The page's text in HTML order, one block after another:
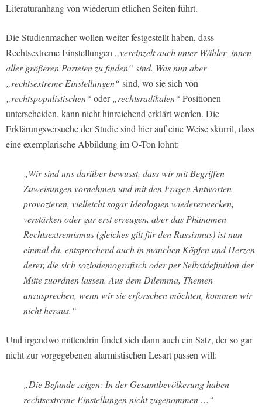
Literaturanhang von wiederum etlichen Seiten führt.
Die Studienmacher wollen weiter festgestellt haben, dass
Rechtsextreme Einstellungen „vereinzelt auch unter Wähler_innen
aller größeren Parteien zu finden“ sind. Was nun aber
„rechtsextreme Einstellungen“ sind, wo sie sich von
„rechtspopulistischen“ oder„rechtsradikalen“ Positionen
unterscheiden, kann nicht hinreichend erklärt werden. Die
Erklärungsversuche der Studie sind hier auf eine Weise skurril, dass
eine exemplarische Abbildung im O-Ton lohnt:
„Wir sind uns darüber bewusst, dass wir mit Begriffen
Zuweisungen vornehmen und mit den Fragen Antworten
provozieren, vielleicht sogar Ideologien wiedererwecken,
verstärken oder gar erst erzeugen, aber das Phänomen
Rechtsextremismus (gleiches gilt für den Rassismus) ist nun
einmal da, entsprechend auch in manchen Köpfen und Herzen
derer, die sich soziodemografisch oder per Selbstdefinition der
Mitte zuordnen lassen. Aus dem Dilemma, Themen
anzusprechen, wenn wir sie erforschen möchten, kommen wir
nicht heraus.“
Und irgendwo mittendrin findet sich dann auch ein Satz, der so gar
nicht zur vorgegebenen alarmistischen Lesart passen will:
„Die Befunde zeigen: In der Gesamtbevölkerung haben
rechtsextreme Einstellungen nicht zugenommen …“